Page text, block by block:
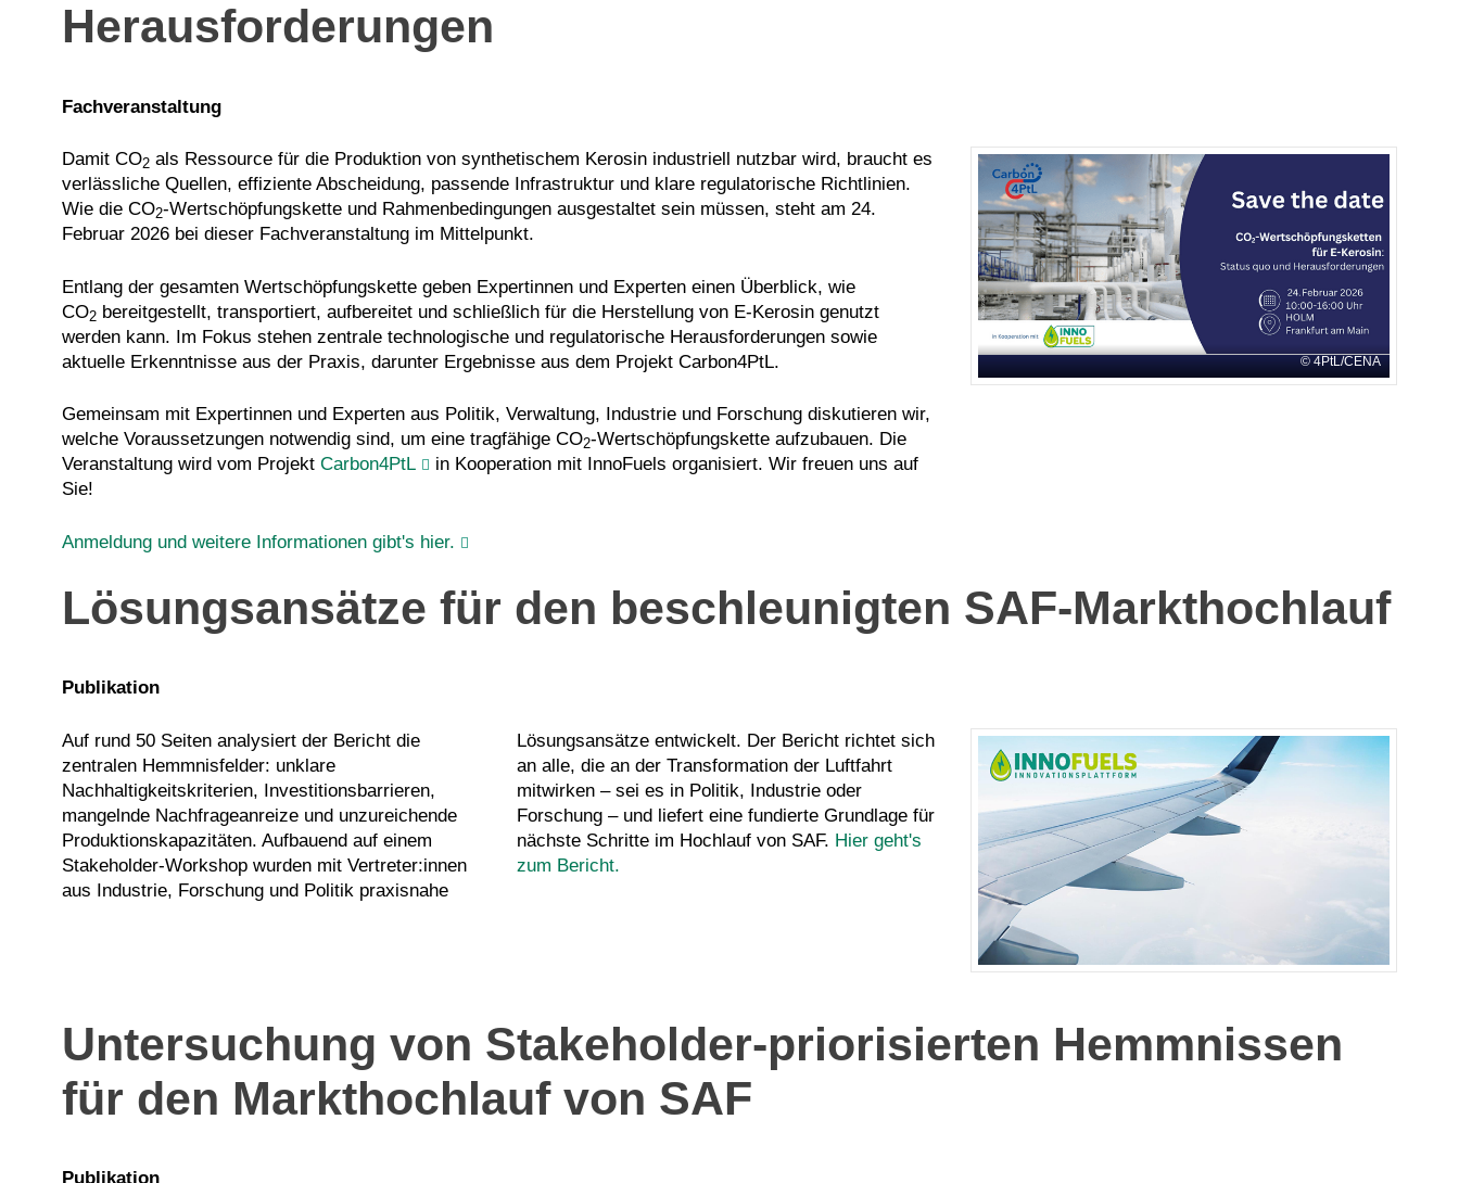
Herausforderungen
Fachveranstaltung
Damit CO2 als Ressource für die Produktion von synthetischem Kerosin industriell nutzbar wird, braucht es
verlässliche Quellen, effiziente Abscheidung, passende Infrastruktur und klare regulatorische Richtlinien.
Wie die CO2-Wertschöpfungskette und Rahmenbedingungen ausgestaltet sein müssen, steht am 24.
Februar 2026 bei dieser Fachveranstaltung im Mittelpunkt.
Entlang der gesamten Wertschöpfungskette geben Expertinnen und Experten einen Überblick, wie
CO2 bereitgestellt, transportiert, aufbereitet und schließlich für die Herstellung von E-Kerosin genutzt
werden kann. Im Fokus stehen zentrale technologische und regulatorische Herausforderungen sowie
aktuelle Erkenntnisse aus der Praxis, darunter Ergebnisse aus dem Projekt Carbon4PtL.
Gemeinsam mit Expertinnen und Experten aus Politik, Verwaltung, Industrie und Forschung diskutieren wir,
welche Voraussetzungen notwendig sind, um eine tragfähige CO2-Wertschöpfungskette aufzubauen. Die
Veranstaltung wird vom Projekt Carbon4PtL
in Kooperation mit InnoFuels organisiert. Wir freuen uns auf
Sie!
Anmeldung und weitere Informationen gibt's hier.
4PtL/CENA
Lösungsansätze für den beschleunigten SAF-Markthochlauf
Publikation
Auf rund 50 Seiten analysiert der Bericht die
zentralen Hemmnisfelder: unklare
Nachhaltigkeitskriterien, Investitionsbarrieren,
mangelnde Nachfrageanreize und unzureichende
Produktionskapazitäten. Aufbauend auf einem
Stakeholder-Workshop wurden mit Vertreter:innen
aus Industrie, Forschung und Politik praxisnahe
Lösungsansätze entwickelt. Der Bericht richtet sich
an alle, die an der Transformation der Luftfahrt
mitwirken – sei es in Politik, Industrie oder
Forschung – und liefert eine fundierte Grundlage für
nächste Schritte im Hochlauf von SAF. Hier geht's
zum Bericht.
Untersuchung von Stakeholder-priorisierten Hemmnissen
für den Markthochlauf von SAF
Publikation